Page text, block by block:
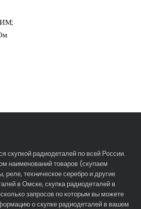
скупкой радиодеталей по всей России.
наименований товаров (скупаем
реле, техническое серебро и другие
в Омске, скупка радиодеталей в
запросов по которым вы можете
о скупке радиодеталей в вашем